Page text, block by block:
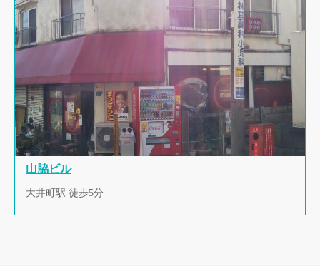
山脇ビル
大井町駅 徒歩5分